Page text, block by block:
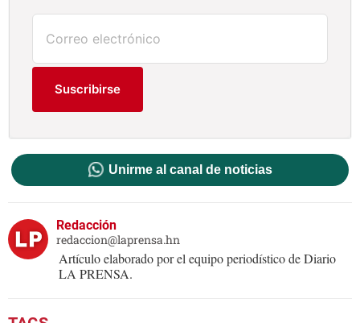
Suscribirse
Unirme al canal de noticias
Redacción
redaccion@laprensa.hn
Artículo elaborado por el equipo periodístico de Diario
LA PRENSA.